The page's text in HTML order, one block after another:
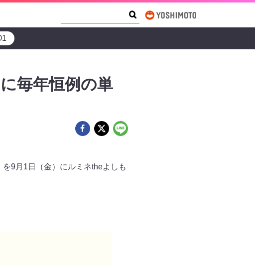
毎年恒例の単
9月1日（金）にルミネtheよしも